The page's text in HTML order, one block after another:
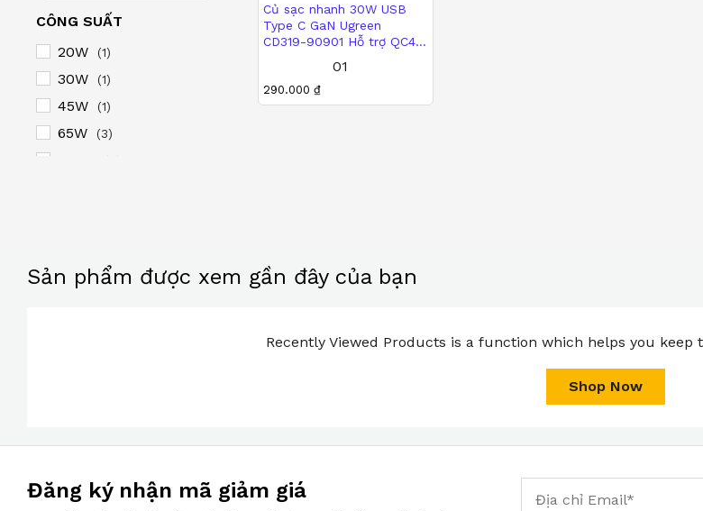
Củ sạc nhanh 30W USB
Type C GaN Ugreen
CD319-90901 Hỗ trợ QC4+,
Được xếp
hạng
01
290.000 ₫
CÔNG SUẤT
20W
(1)
30W (1)
45W (1)
65W (3)
Sản phẩm được xem gần đây của bạn
Recently Viewed Products is a function which helps you keep
Shop Now
Đăng ký nhận mã giảm giá